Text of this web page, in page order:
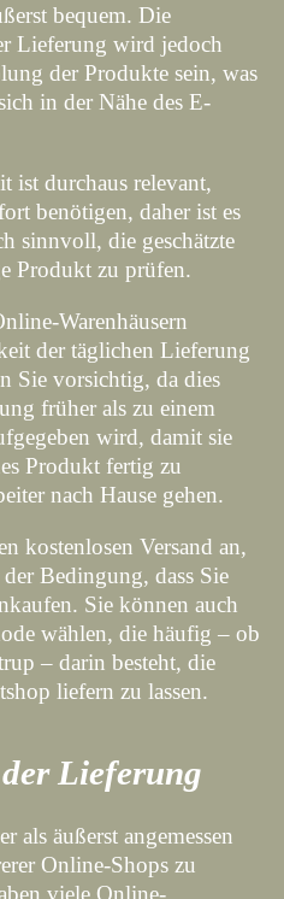
bequem. Die
Lieferung wird jedoch
der Produkte sein, was
in der Nähe des E-
ist durchaus relevant,
benötigen, daher ist es
sinnvoll, die geschätzte
Produkt zu prüfen.
Warenhäusern
der täglichen Lieferung
Sie vorsichtig, da dies
früher als zu einem
wird, damit sie
Produkt fertig zu
nach Hause gehen.
kostenlosen Versand an,
Bedingung, dass Sie
Sie können auch
wählen, die häufig – ob
– darin besteht, die
liefern zu lassen.
Lieferung
als äußerst angemessen
Online-Shops zu
viele Online-